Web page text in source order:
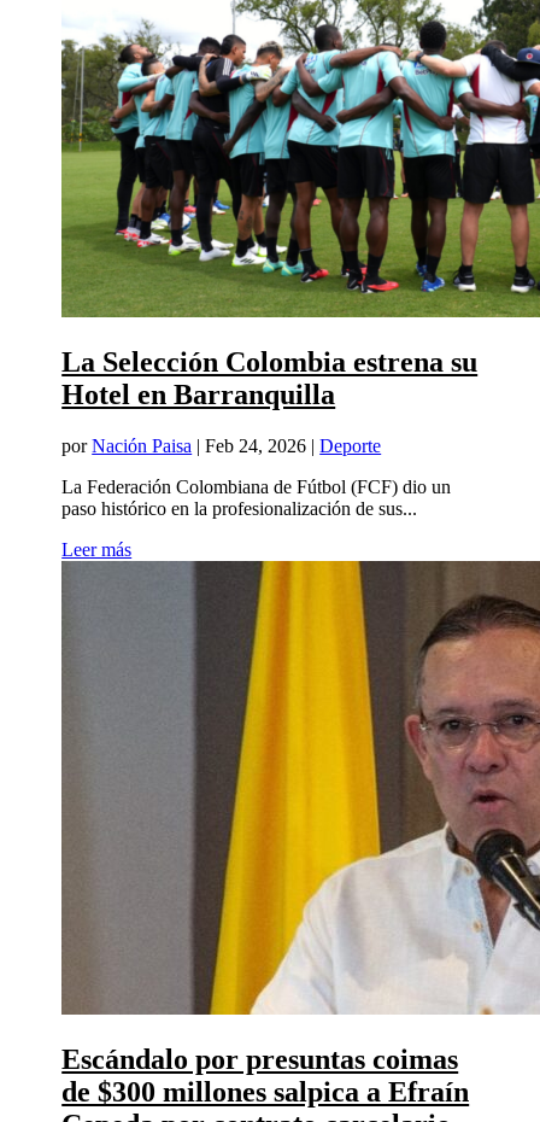
La Selección Colombia estrena su
Hotel en Barranquilla
porNación Paisa |Feb 24, 2026 |Deporte
La Federación Colombiana de Fútbol (FCF) dio un
paso histórico en la profesionalización de sus...
Leer más
Escándalo por presuntas coimas
de $300 millones salpica a Efraín